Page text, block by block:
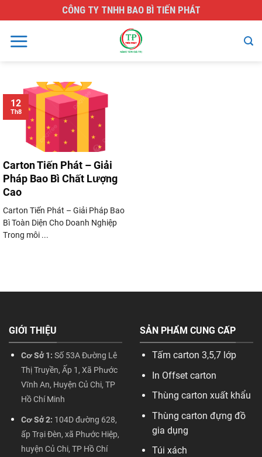
to
content
CÔNG TY TNHH BAO BÌ TIẾN PHÁT
Carton Tiến Phát – Giải
Pháp Bao Bì Chất Lượng
Cao
Carton Tiến Phát – Giải Pháp Bao
Bì Toàn Diện Cho Doanh Nghiệp
Trong môi ...
12
Th8
GIỚI THIỆU
Cơ Sở 1: Số 53A Đường Lê
Thị Truyền, Ấp 1, Xã Phước
Vĩnh An, Huyện Củ Chi, TP
Hồ Chí Minh
Cơ Sở 2: 104D đường 628,
ấp Trại Đèn, xã Phước Hiệp,
huyện Củ Chi, TP Hồ Chí
SẢN PHẨM CUNG CẤP
Tấm carton 3,5,7 lớp
In Offset carton
Thùng carton xuất khẩu
Thùng carton đựng đồ
gia dụng
Túi xách